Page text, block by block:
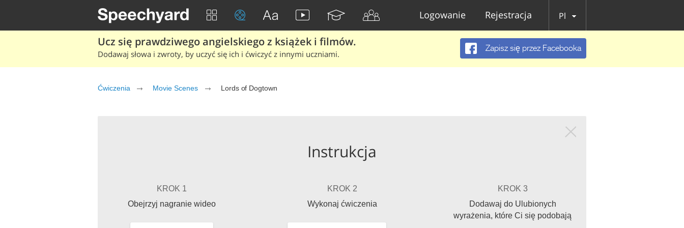
Logowanie Rejestracja Pl
Ucz się prawdziwego angielskiego z książek i filmów.
Dodawaj słowa i zwroty, by uczyć się ich i ćwiczyć z innymi uczniami.
Zapisz się przez Facebooka
Ćwiczenia Movie Scenes Lords of Dogtown
Instrukcja
KROK 1
Obejrzyj nagranie wideo
KROK 2
Wykonaj ćwiczenia
KROK 3
Dodawaj do Ulubionych
wyrażenia, które Ci się podobają